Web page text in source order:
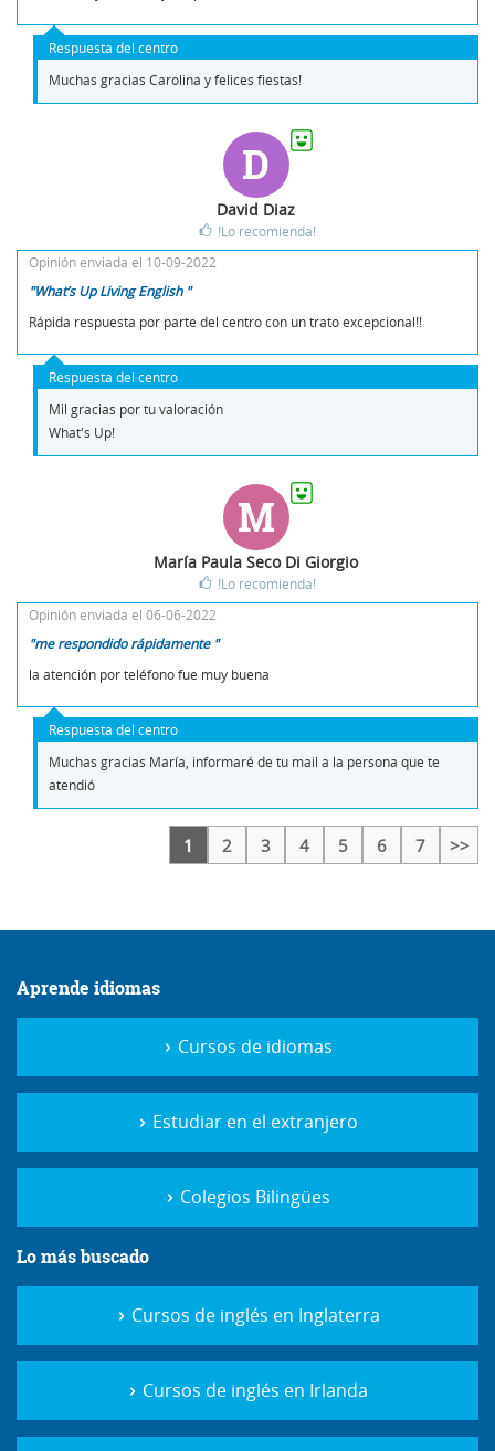
Respuesta del centro
Muchas gracias Carolina y felices fiestas!
D
David Diaz
!Lo recomienda!
Opinión enviada el 10-09-2022
"What’s Up Living English "
Rápida respuesta por parte del centro con un trato excepcional!!
Respuesta del centro
Mil gracias por tu valoración
What's Up!
M
María Paula Seco Di Giorgio
!Lo recomienda!
Opinión enviada el 06-06-2022
"me respondido rápidamente "
la atención por teléfono fue muy buena
Respuesta del centro
Muchas gracias María, informaré de tu mail a la persona que te
atendió
1 2 3 4 5 6 7 >>
Aprende idiomas
Cursos de idiomas
Estudiar en el extranjero
Colegios Bilingües
Lo más buscado
Cursos de inglés en Inglaterra
Cursos de inglés en Irlanda